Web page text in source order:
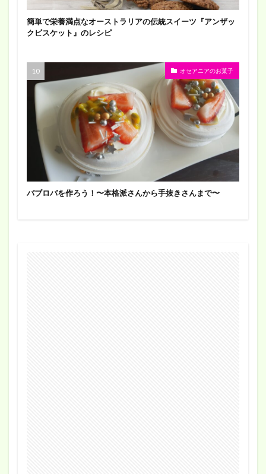
簡単で栄養満点なオーストラリアの伝統スイーツ『アンザッ
クビスケット』のレシピ
オセアニアのお菓子
パブロバを作ろう！〜本格派さんから手抜きさんまで〜